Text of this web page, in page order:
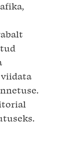
viidata